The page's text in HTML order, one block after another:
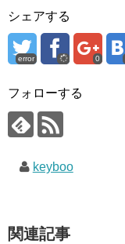
シェアする
error 0
フォローする
keyboo
関連記事